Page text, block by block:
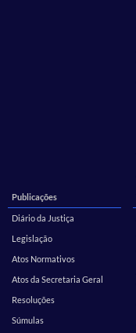
Publicações
Diário da Justiça
Legislação
Atos Normativos
Atos da Secretaria Geral
Resoluções
Súmulas